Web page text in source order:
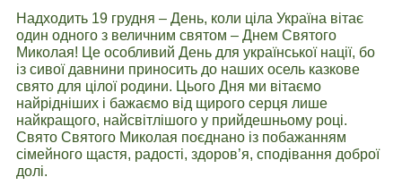
Надходить 19 грудня – День, коли ціла Україна вітає
один одного з величним святом – Днем Святого
Миколая! Це особливий День для української нації, бо
із сивої давнини приносить до наших осель казкове
свято для цілої родини. Цього Дня ми вітаємо
найрідніших і бажаємо від щирого серця лише
найкращого, найсвітлішого у прийдешньому році.
Свято Святого Миколая поєднано із побажанням
сімейного щастя, радості, здоров’я, сподівання доброї
долі.